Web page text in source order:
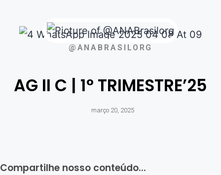
@ANABRASILORG
AG II C | 1° TRIMESTRE’25
março 20, 2025
Compartilhe nosso conteúdo...